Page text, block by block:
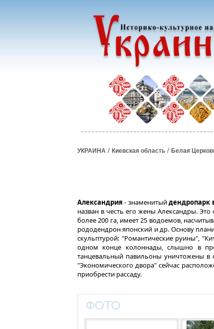
УКРАИНА / Киевская область / Белая
Александрия - знаменитыйдендропарк
назван в честь его жены Александры.
более 200 га, имеет 25 водоемов,
рододендрон японский и др. Основу
скульптурой: "Романтические руины",
одном конце колоннады, слышно в
танцевальный павильоны уничтожены в
"Экономического двора" сейчас
приобрести рассаду.